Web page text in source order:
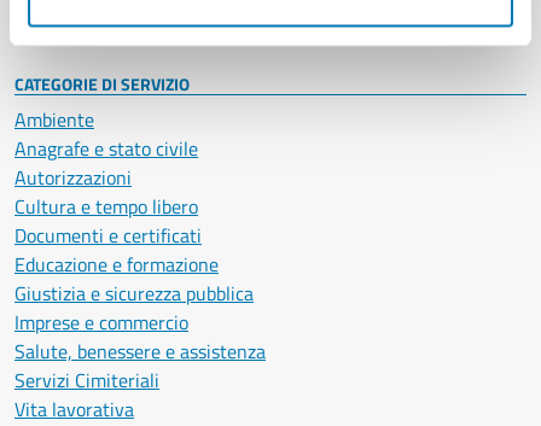
CATEGORIE DI SERVIZIO
Ambiente
Anagrafe e stato civile
Autorizzazioni
Cultura e tempo libero
Documenti e certificati
Educazione e formazione
Giustizia e sicurezza pubblica
Imprese e commercio
Salute, benessere e assistenza
Servizi Cimiteriali
Vita lavorativa